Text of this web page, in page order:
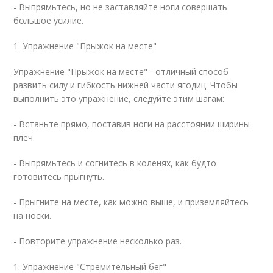
- Выпрямьтесь, но не заставляйте ноги совершать
большое усилие.
1. Упражнение "Прыжок на месте"
Упражнение "Прыжок на месте" - отличный способ
развить силу и гибкость нижней части ягодиц. Чтобы
выполнить это упражнение, следуйте этим шагам:
- Встаньте прямо, поставив ноги на расстоянии ширины
плеч.
- Выпрямьтесь и согнитесь в коленях, как будто
готовитесь прыгнуть.
- Прыгните на месте, как можно выше, и приземляйтесь
на носки.
- Повторите упражнение несколько раз.
1. Упражнение "Стремительный бег"